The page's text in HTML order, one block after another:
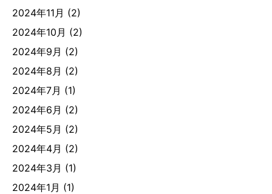
2024年11月 (2)
2024年10月 (2)
2024年9月 (2)
2024年8月 (2)
2024年7月 (1)
2024年6月 (2)
2024年5月 (2)
2024年4月 (2)
2024年3月 (1)
2024年1月 (1)